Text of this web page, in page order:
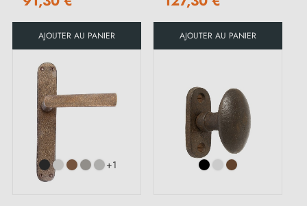
AJOUTER AU PANIER AJOUTER AU PANIER
+1